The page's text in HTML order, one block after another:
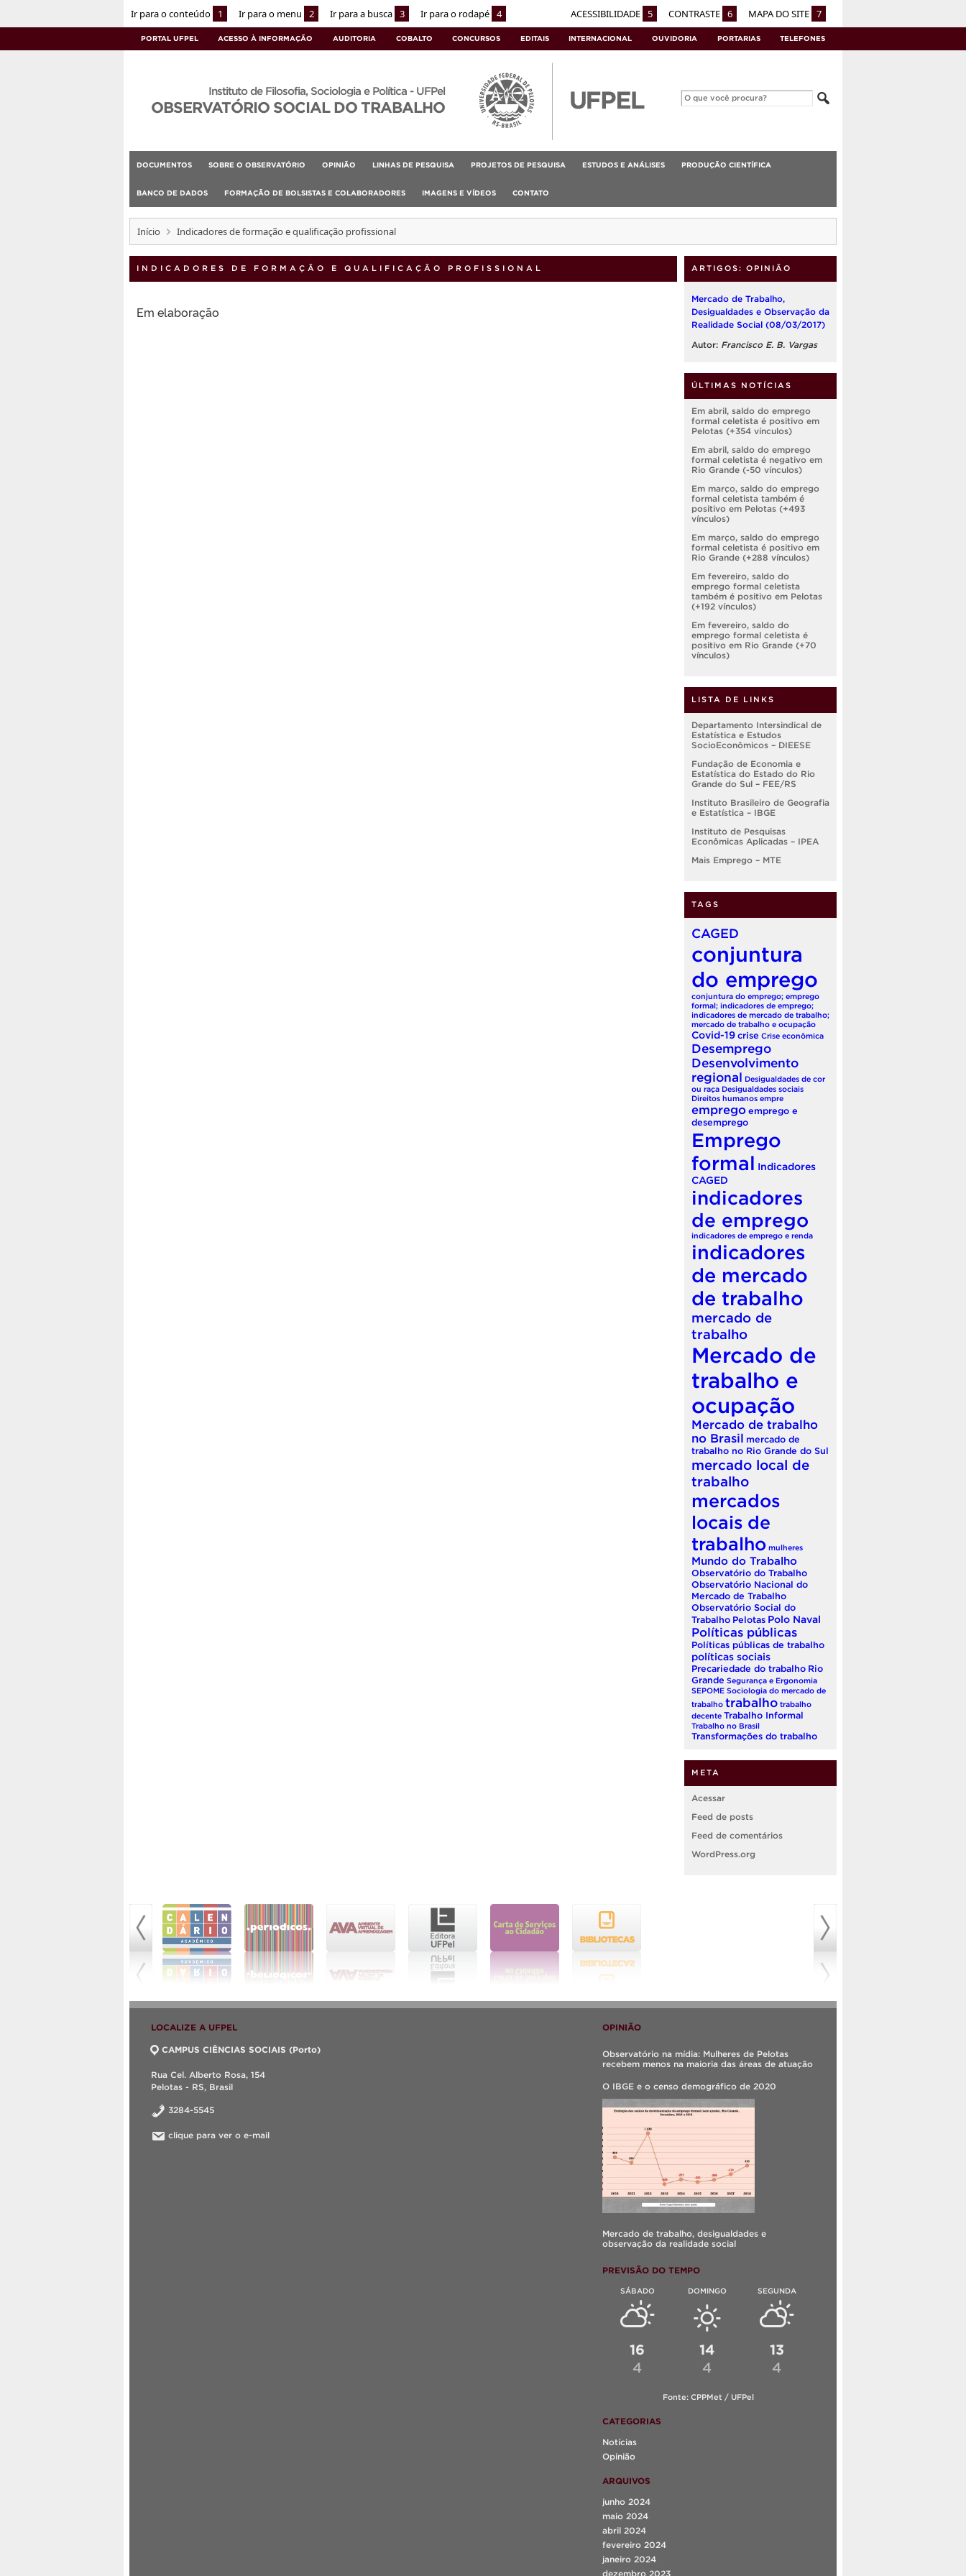
Ir para o conteúdo 1 Ir para o menu 2 Ir para a busca 3 Ir para o rodapé 4 ACESSIBILIDADE 5 CONTRASTE 6 MAPA DO SITE 7
PORTAL UFPEL ACESSO À INFORMAÇÃO AUDITORIA COBALTO CONCURSOS EDITAIS INTERNACIONAL OUVIDORIA PORTARIAS TELEFONES
Instituto de Filosofia, Sociologia e Política - UFPel
OBSERVATÓRIO SOCIAL DO TRABALHO
DOCUMENTOS SOBRE O OBSERVATÓRIO OPINIÃO LINHAS DE PESQUISA PROJETOS DE PESQUISA ESTUDOS E ANÁLISES PRODUÇÃO CIENTÍFICA
BANCO DE DADOS FORMAÇÃO DE BOLSISTAS E COLABORADORES IMAGENS E VÍDEOS CONTATO
Início Indicadores de formação e qualificação profissional
INDICADORES DE FORMAÇÃO E QUALIFICAÇÃO PROFISSIONAL
Em elaboração
ARTIGOS: OPINIÃO
Mercado de Trabalho,
Desigualdades e Observação da
Realidade Social (08/03/2017)
Autor: Francisco E. B. Vargas
ÚLTIMAS NOTÍCIAS
Em abril, saldo do emprego
formal celetista é positivo em
Pelotas (+354 vínculos)
Em abril, saldo do emprego
formal celetista é negativo em
Rio Grande (-50 vínculos)
Em março, saldo do emprego
formal celetista também é
positivo em Pelotas (+493
vínculos)
Em março, saldo do emprego
formal celetista é positivo em
Rio Grande (+288 vínculos)
Em fevereiro, saldo do
emprego formal celetista
também é positivo em Pelotas
(+192 vínculos)
Em fevereiro, saldo do
emprego formal celetista é
positivo em Rio Grande (+70
vínculos)
LISTA DE LINKS
Departamento Intersindical de
Estatística e Estudos
SocioEconômicos – DIEESE
Fundação de Economia e
Estatística do Estado do Rio
Grande do Sul – FEE/RS
Instituto Brasileiro de Geografia
e Estatística – IBGE
Instituto de Pesquisas
Econômicas Aplicadas – IPEA
Mais Emprego – MTE
TAGS
CAGED
conjuntura
do emprego
conjuntura do emprego; emprego
formal; indicadores de emprego;
indicadores de mercado de trabalho;
mercado de trabalho e ocupação
Covid-19 crise Crise econômica
Desemprego
Desenvolvimento
regional Desigualdades de cor
ou raça Desigualdades sociais
Direitos humanos empre
emprego emprego e
desemprego
Emprego
formal Indicadores
CAGED
indicadores
de emprego
indicadores de emprego e renda
indicadores
de mercado
de trabalho
mercado de
trabalho
Mercado de
trabalho e
ocupação
Mercado de trabalho
no Brasil mercado de
trabalho no Rio Grande do Sul
mercado local de
trabalho
mercados
locais de
trabalho mulheres
Mundo do Trabalho
Observatório do Trabalho
Observatório Nacional do
Mercado de Trabalho
Observatório Social do
Trabalho Pelotas Polo Naval
Políticas públicas
Políticas públicas de trabalho
políticas sociais
Precariedade do trabalho Rio
Grande Segurança e Ergonomia
SEPOME Sociologia do mercado de
trabalho trabalho trabalho
decente Trabalho Informal
Trabalho no Brasil
Transformações do trabalho
META
Acessar
Feed de posts
Feed de comentários
WordPress.org
LOCALIZE A UFPEL
CAMPUS CIÊNCIAS SOCIAIS (Porto)
Rua Cel. Alberto Rosa, 154
Pelotas - RS, Brasil
3284-5545
clique para ver o e-mail
OPINIÃO
Observatório na mídia: Mulheres de Pelotas
recebem menos na maioria das áreas de atuação
O IBGE e o censo demográfico de 2020
Mercado de trabalho, desigualdades e
observação da realidade social
PREVISÃO DO TEMPO
SÁBADO
16
4
DOMINGO
14
4
SEGUNDA
13
4
Fonte: CPPMet / UFPel
CATEGORIAS
Notícias
Opinião
ARQUIVOS
junho 2024
maio 2024
abril 2024
fevereiro 2024
janeiro 2024
dezembro 2023